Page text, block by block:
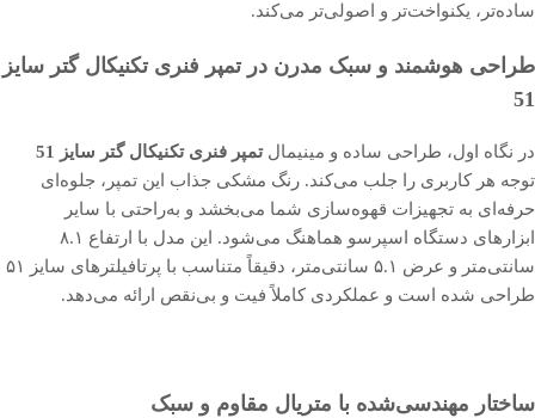
ساده‌تر، یکنواخت‌تر و اصولی‌تر می‌کند.
طراحی هوشمند و سبک مدرن در تمپر فنری تکنیکال گتر سایز
51
در نگاه اول، طراحی ساده و مینیمالتمپر فنری تکنیکال گتر سایز 51
توجه هر کاربری را جلب می‌کند. رنگ مشکی جذاب این تمپر، جلوه‌ای
حرفه‌ای به تجهیزات قهوه‌سازی شما می‌بخشد و به‌راحتی با سایر
ابزارهای دستگاه اسپرسو هماهنگ می‌شود. این مدل با ارتفاع ۸.۱
سانتی‌متر و عرض ۵.۱ سانتی‌متر، دقیقاً متناسب با پرتافیلترهای سایز ۵۱
طراحی شده است و عملکردی کاملاً فیت و بی‌نقص ارائه می‌دهد.
ساختار مهندسی‌شده با متریال مقاوم و سبک